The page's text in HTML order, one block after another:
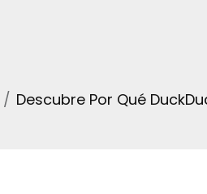
Descubre Por Qué